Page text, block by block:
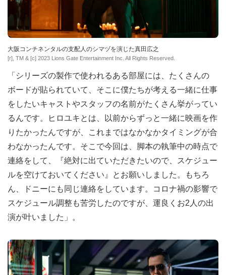
大阪コンチネンタルの支配人のシマヅを演じた真田広之
[r], TM & [c] 2023 Lions Gate Entertainment Inc. All Rights Reserved.
「シリーズの製作で使われるある部屋には、たくさんの
ボードが貼られていて、そこに僕たちが考える一緒に仕事
をしたいキャストやスタッフの名前がたくさん挙がってい
るんです。ヒロユキとは、以前からずっと一緒に映画を作
りたかったんですが、これまではなかなかタイミングが合
わなかったんです。そこで今回は、脚本の執筆中の時点で
連絡をして、『絶対に出ていただきたいので、スケジュー
ルを空けておいてください』とお願いしました。もちろ
ん、ドニーにも同じ連絡をしています。コロナ禍の影響で
スケジュール調整も苦労したのですが、運良くお2人の出
演が叶いました」。